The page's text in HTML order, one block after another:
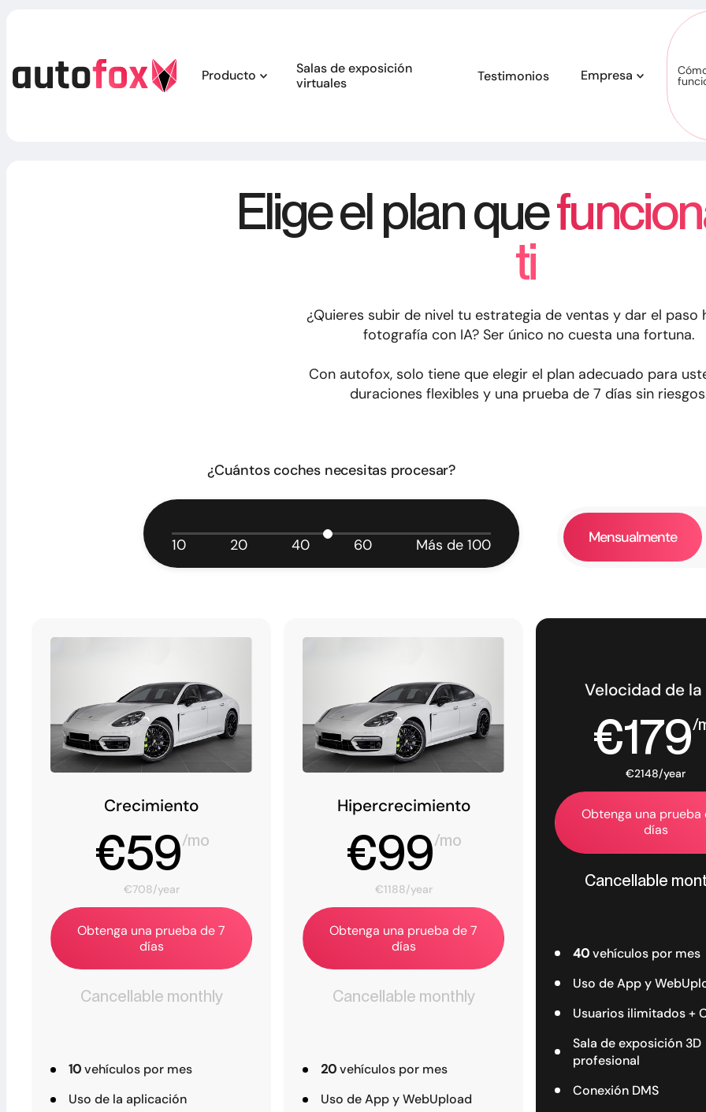
Producto
Salas de exposición
virtuales
Testimonios Empresa
Elige el plan que
ti
¿Quieres subir de nivel tu estrategia de ventas y dar el paso
fotografía con IA? Ser único no cuesta una fortuna.
Con autofox, solo tiene que elegir el plan adecuado para
duraciones flexibles y una prueba de 7 días sin
¿Cuántos coches necesitas procesar?
10 20 40 60 Más de 100 Mensualmente
Crecimiento
€59/mo
€708/year
Obtenga una prueba de 7
días
Cancellable monthly
10vehículos por mes
Uso de la aplicación
Hipercrecimiento
€99/mo
€1188/year
Obtenga una prueba de 7
días
Cancellable monthly
20vehículos por mes
Uso de App y WebUpload
Velocidad de la
€179/
€2148/year
Obtenga una prueba
días
Cancellable
40vehículos por mes
Uso de App y
Usuarios ilimitados +
Sala de exposición 3D
profesional
Conexión DMS